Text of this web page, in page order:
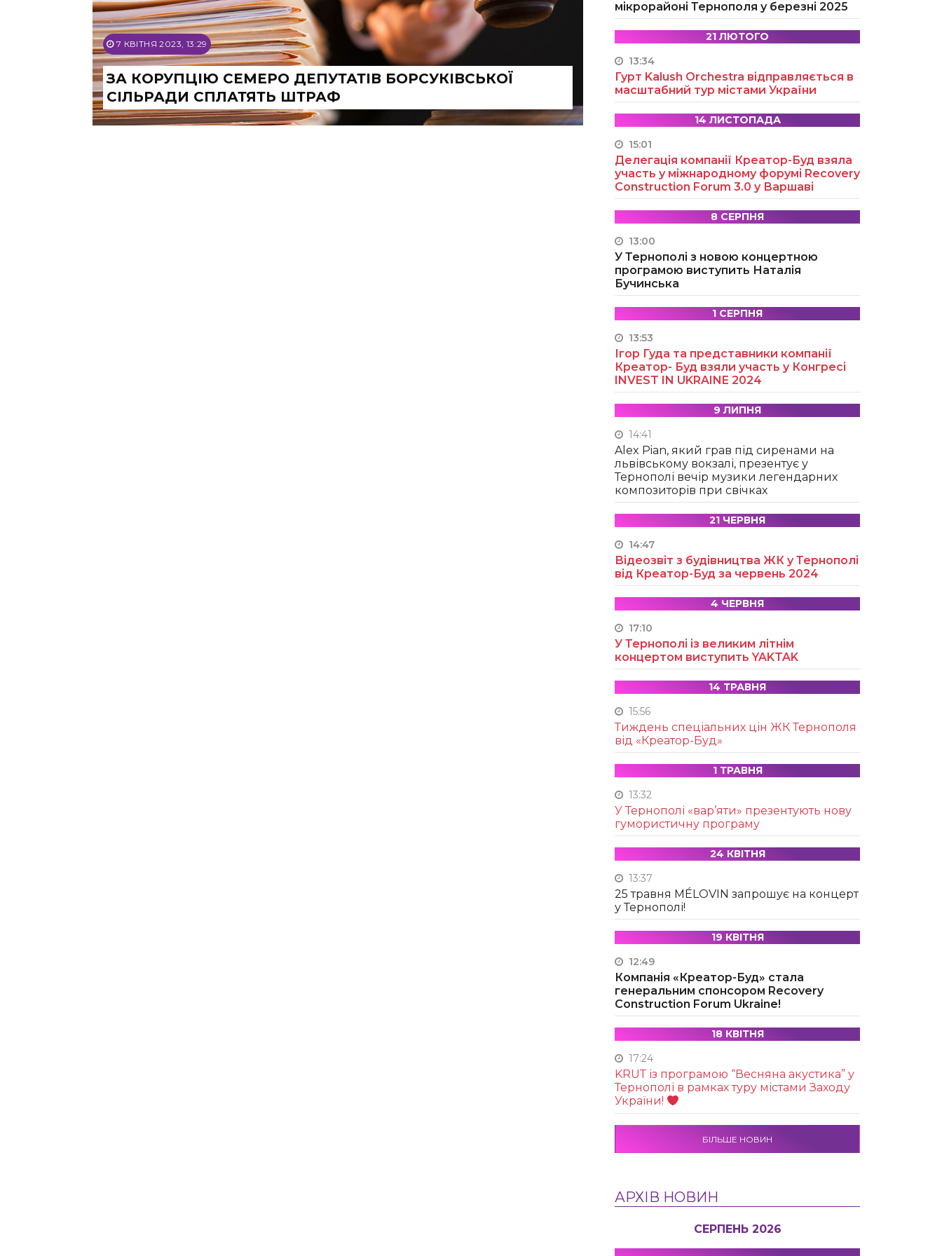
7 КВІТНЯ 2023, 13:29
ЗА КОРУПЦІЮ СЕМЕРО ДЕПУТАТІВ БОРСУКІВСЬКОЇ
СІЛЬРАДИ СПЛАТЯТЬ ШТРАФ
мікрорайоні Тернополя у березні 2025
21 ЛЮТОГО
13:34
Гурт Kalush Orchestra відправляється в
масштабний тур містами України
14 ЛИСТОПАДА
15:01
Делегація компанії Креатор-Буд взяла
участь у міжнародному форумі Recovery
Construction Forum 3.0 у Варшаві
8 СЕРПНЯ
13:00
У Тернополі з новою концертною
програмою виступить Наталія
Бучинська
1 СЕРПНЯ
13:53
Ігор Гуда та представники компанії
Креатор- Буд взяли участь у Конгресі
INVEST IN UKRAINE 2024
9 ЛИПНЯ
14:41
Alex Pian, який грав під сиренами на
львівському вокзалі, презентує у
Тернополі вечір музики легендарних
композиторів при свічках
21 ЧЕРВНЯ
14:47
Відеозвіт з будівництва ЖК у Тернополі
від Креатор-Буд за червень 2024
4 ЧЕРВНЯ
17:10
У Тернополі із великим літнім
концертом виступить YAKTAK
14 ТРАВНЯ
15:56
Тиждень спеціальних цін ЖК Тернополя
від «Креатор-Буд»
1 ТРАВНЯ
13:32
У Тернополі «вар’яти» презентують нову
гумористичну програму
24 КВІТНЯ
13:37
25 травня MÉLOVIN запрошує на концерт
у Тернополі!
19 КВІТНЯ
12:49
Компанія «Креатор-Буд» стала
генеральним спонсором Recovery
Construction Forum Ukraine!
18 КВІТНЯ
17:24
KRUТ із програмою “Весняна акустика” у
Тернополі в рамках туру містами Заходу
України!
БІЛЬШЕ НОВИН
АРХІВ НОВИН
СЕРПЕНЬ 2026